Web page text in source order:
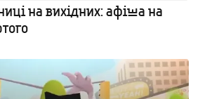
на вихідних: афіша на